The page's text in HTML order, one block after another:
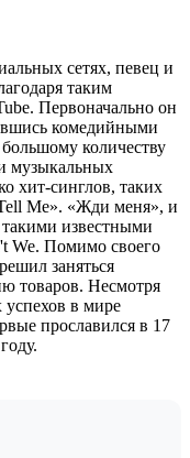
сетях, певец и
таким
Первоначально он
комедийными
количеству
музыкальных
хит-синглов, таких
Me». «Жди меня», и
такими известными
We. Помимо своего
заняться
товаров. Несмотря
в мире
прославился в 17